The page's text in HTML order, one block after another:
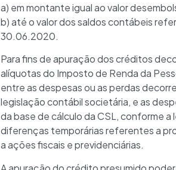
a) em montante igual ao valor
b) até o valor dos saldos contábeis
30.06.2020.
Para fins de apuração dos créditos
alíquotas do Imposto de Renda da
entre as despesas ou as perdas
legislação contábil societária, e as
da base de cálculo da CSL, conforme
diferenças temporárias referentes a
a ações fiscais e previdenciárias.